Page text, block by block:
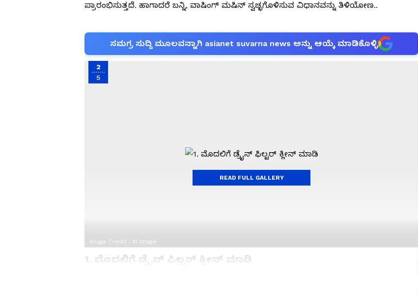
ಪ್ರಾರಂಭಿಸುತ್ತದೆ. ಹಾಗಾದರೆ ಬನ್ನಿ, ವಾಷಿಂಗ್ ಮಷಿನ್ ಸ್ವಚ್ಛಗೊಳಿಸುವ ವಿಧಾನವನ್ನು ತಿಳಿಯೋಣ..
ಸಮಗ್ರ ಸುದ್ದಿ ಮೂಲವನ್ನಾಗಿ asianet suvarna news ಅನ್ನು ಆಯ್ಕೆ ಮಾಡಿಕೊಳ್ಳಿ
2
5
Image Credit : AI Image
1. ಮೊದಲಿಗೆ ಡ್ರೈನ್ ಫಿಲ್ಟರ್ ಕ್ಲೀನ್ ಮಾಡಿ
READ FULL GALLERY